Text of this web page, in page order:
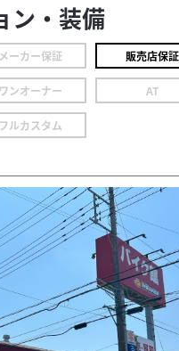
ン・装備
メーカー保証 販売店保証
ワンオーナー AT
フルカスタム